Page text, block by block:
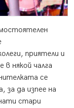
приятели и
някой чалга
се
за да изпее на
стари